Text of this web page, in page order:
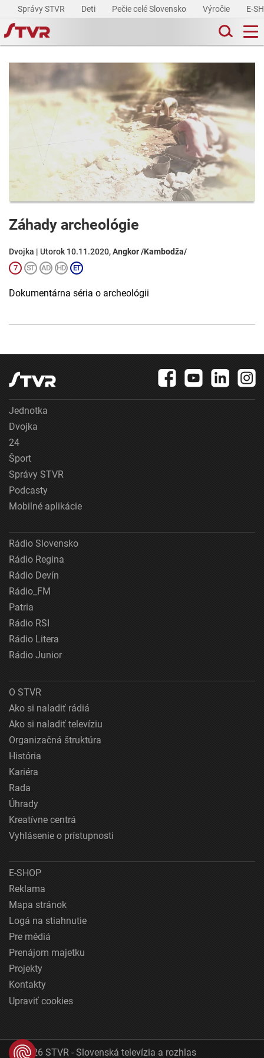
Správy STVR Deti Pečie celé Slovensko Výročie E-
Záhady archeológie
Dvojka | Utorok 10.11.2020,Angkor /Kambodža/
Dokumentárna séria o archeológii
Jednotka
Dvojka
24
Šport
Správy STVR
Podcasty
Mobilné aplikácie
Rádio Slovensko
Rádio Regina
Rádio Devín
Rádio_FM
Patria
Rádio RSI
Rádio Litera
Rádio Junior
O STVR
Ako si naladiť rádiá
Ako si naladiť televíziu
Organizačná štruktúra
História
Kariéra
Rada
Úhrady
Kreatívne centrá
Vyhlásenie o prístupnosti
E-SHOP
Reklama
Mapa stránok
Logá na stiahnutie
Pre médiá
Prenájom majetku
Projekty
Kontakty
Upraviť cookies
© 2026 STVR - Slovenská televízia a rozhlas